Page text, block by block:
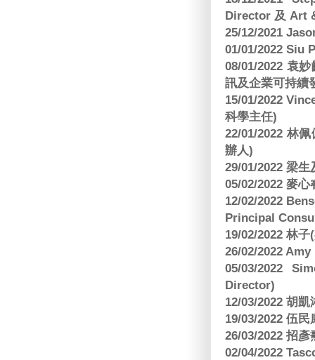
Director 及 Art
25/12/2021
01/01/2022 Siu
08/01/2022 袁
訊及企業可持續
15/01/2022
科學主任)
22/01/2022 林
辦人)
29/01/2022 梁
05/02/2022 麥
12/02/2022
Principal
19/02/2022 林
26/02/2022
05/03/2022
Director)
12/03/2022 胡
19/03/2022 伍
26/03/2022 招
02/04/2022